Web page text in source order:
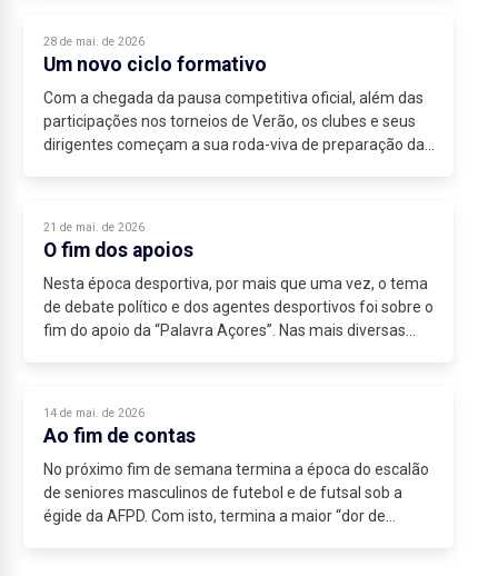
28 de mai. de 2026
Um novo ciclo formativo
Com a chegada da pausa competitiva oficial, além das
participações nos torneios de Verão, os clubes e seus
dirigentes começam a sua roda-viva de preparação da
21 de mai. de 2026
O fim dos apoios
Nesta época desportiva, por mais que uma vez, o tema
de debate político e dos agentes desportivos foi sobre o
fim do apoio da “Palavra Açores”. Nas mais diversas
14 de mai. de 2026
Ao fim de contas
No próximo fim de semana termina a época do escalão
de seniores masculinos de futebol e de futsal sob a
égide da AFPD. Com isto, termina a maior “dor de